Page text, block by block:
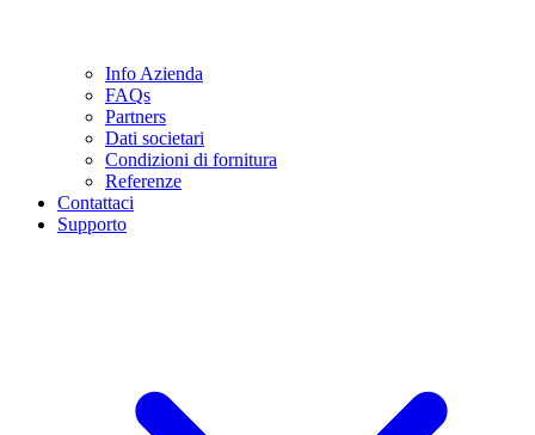
Info Azienda
FAQs
Partners
Dati societari
Condizioni di fornitura
Referenze
Contattaci
Supporto